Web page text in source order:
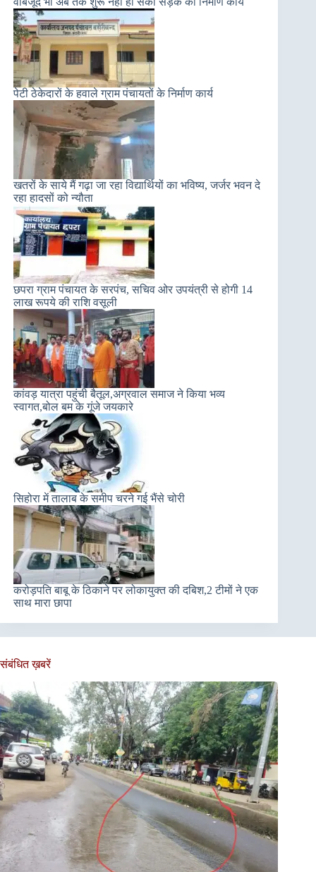
पेटी ठेकेदारों के हवाले ग्राम पंचायतों के निर्माण कार्य
खतरों के साये मैं गढ़ा जा रहा विद्यार्थियों का भविष्य, जर्जर भवन दे
रहा हादसों को न्यौता
छपरा ग्राम पंचायत के सरपंच, सचिव ओर उपयंत्री से होगी 14
लाख रूपये की राशि वसूली
कांवड़ यात्रा पहुंची बैतूल,अग्रवाल समाज ने किया भव्य
स्वागत,बोल बम के गूंजे जयकारे
सिहोरा में तालाब के समीप चरने गई भैंसे चोरी
करोड़पति बाबू के ठिकाने पर लोकायुक्त की दबिश,2 टीमों ने एक
साथ मारा छापा
संबंधित ख़बरें